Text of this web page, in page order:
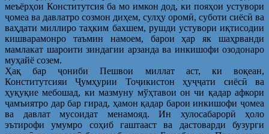
меъёрҳои Конститутсия ба мо имкон дод, ки пояҳои устувори
ҷомеа ва давлатро созмон диҳем, сулҳу оромӣ, суботи сиёсӣ ва
ваҳдати миллиро таҳким бахшем, рушди устувори иқтисодии
кишварамонро таъмин намоем, барои ҳар як шаҳрванди
мамлакат шароити зиндагии арзанда ва инкишофи озодонаро
муҳайё созем.
Ҳақ бар ҷониби Пешвои миллат аст, ки воқеан,
Конститутсияи Ҷумҳурии Тоҷикистон ҳуҷҷати сиёсӣ ва
ҳуқуқие мебошад, ки мазмуну мўҳтавои он чи қадар афкори
ҷамъиятро дар бар гирад, ҳамон қадар барои инкишофи ҷомеа
ва давлат мусоидат менамояд. Ин хулосабарорӣ ҳоло
эътирофи умумро соҳиб гаштааст ва дастоварди бузурги